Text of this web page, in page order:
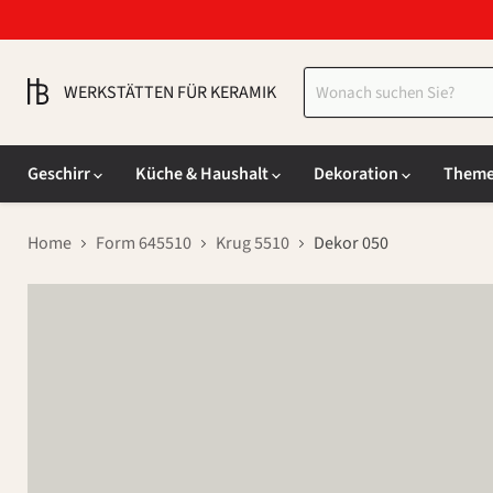
WERKSTÄTTEN FÜR KERAMIK
Geschirr
Küche & Haushalt Dekoration
Home Form 645510 Krug 5510 Dekor 050